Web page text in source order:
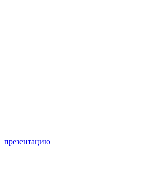
презентацию